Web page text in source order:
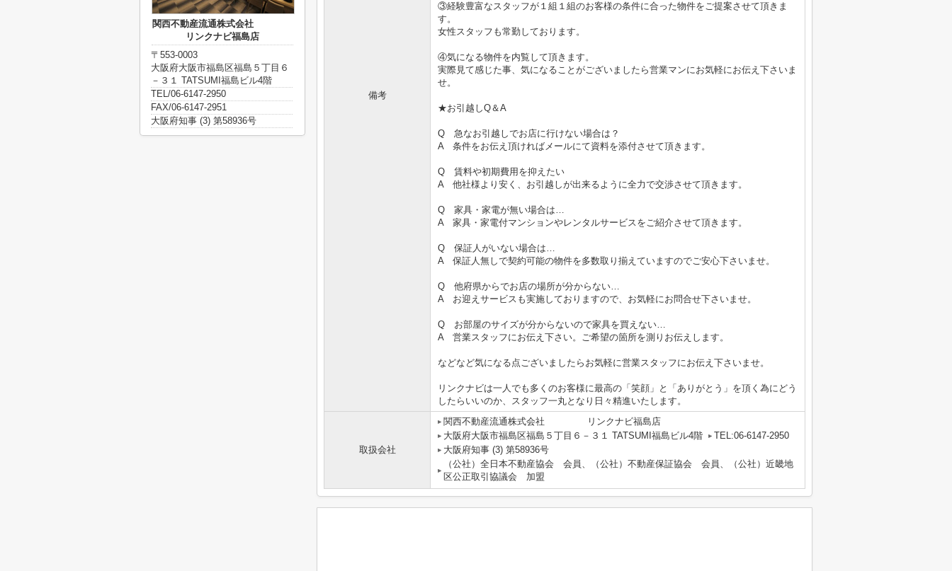
備考
③経験豊富なスタッフが１組１組のお客様の条件に合った物件をご提案させて頂きま
す。
女性スタッフも常勤しております。
④気になる物件を内覧して頂きます。
実際見て感じた事、気になることがございましたら営業マンにお気軽にお伝え下さいま
せ。
★お引越しQ＆A
Q 急なお引越しでお店に行けない場合は？
A 条件をお伝え頂ければメールにて資料を添付させて頂きます。
Q 賃料や初期費用を抑えたい
A 他社様より安く、お引越しが出来るように全力で交渉させて頂きます。
Q 家具・家電が無い場合は…
A 家具・家電付マンションやレンタルサービスをご紹介させて頂きます。
Q 保証人がいない場合は…
A 保証人無しで契約可能の物件を多数取り揃えていますのでご安心下さいませ。
Q 他府県からでお店の場所が分からない…
A お迎えサービスも実施しておりますので、お気軽にお問合せ下さいませ。
Q お部屋のサイズが分からないので家具を買えない…
A 営業スタッフにお伝え下さい。ご希望の箇所を測りお伝えします。
などなど気になる点ございましたらお気軽に営業スタッフにお伝え下さいませ。
リンクナビは一人でも多くのお客様に最高の「笑顔」と「ありがとう」を頂く為にどう
したらいいのか、スタッフ一丸となり日々精進いたします。
取扱会社
関西不動産流通株式会社 リンクナビ福島店
大阪府大阪市福島区福島５丁目６－３１ TATSUMI福島ビル4階
TEL:06-6147-2950
大阪府知事 (3) 第58936号
（公社）全日本不動産協会 会員、（公社）不動産保証協会 会員、（公社）近畿地
区公正取引協議会 加盟
関西不動産流通株式会社
リンクナビ福島店
〒553-0003
大阪府大阪市福島区福島５丁目６
－３１ TATSUMI福島ビル4階
TEL/06-6147-2950
FAX/06-6147-2951
大阪府知事 (3) 第58936号